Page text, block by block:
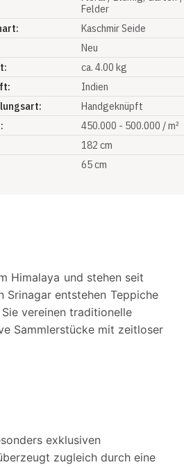
Felder
Kaschmir Seide
Neu
ca. 4.00 kg
Indien
Handgeknüpft
450.000 - 500.000 / m²
182 cm
65 cm
Himalaya und stehen seit
Srinagar entstehen Teppiche
vereinen traditionelle
Sammlerstücke mit zeitloser
exklusiven
zugleich durch eine